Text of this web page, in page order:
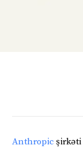
Anthropic şirkəti